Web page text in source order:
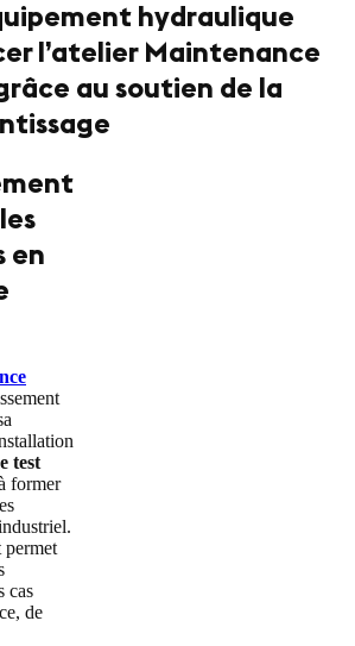
hydraulique
l’atelier Maintenance
au soutien de la
en
test
former
permet
cas
de